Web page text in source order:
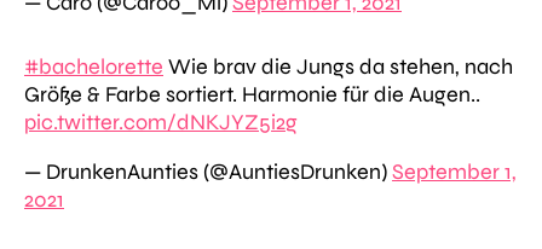
#bachelorette Wie brav die Jungs da stehen, nach
Größe & Farbe sortiert. Harmonie für die Augen..
pic.twitter.com/dNKJYZ5i2g
— DrunkenAunties (@AuntiesDrunken)September 1,
2021